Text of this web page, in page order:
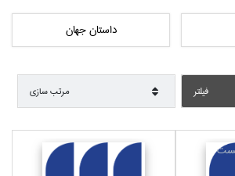
داستان جهان
فيلتر مرتب سازي